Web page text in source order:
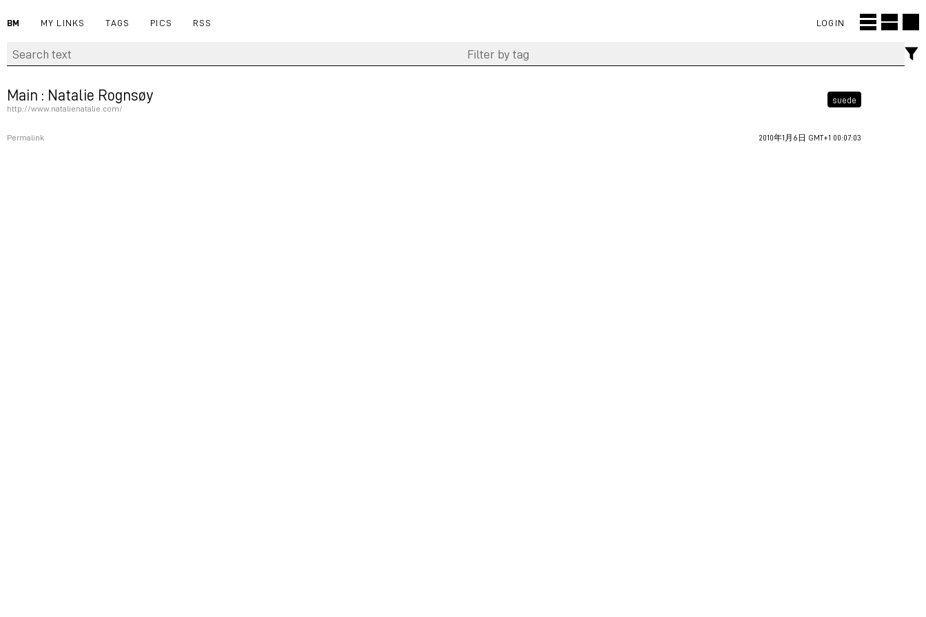
BM MY LINKS TAGS PICS RSS LOGIN
Main : Natalie Rognsøy
http://www.natalienatalie.com/
suede
Permalink 2010年1月6日 GMT+1 00:07:03